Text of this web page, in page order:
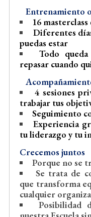
Entrenamiento
16
Diferentes
puedas estar
Todo
repasar cuando
4 sesiones
trabajar tus
Seguimiento
Experiencia
tu liderazgo y tu
Crecemos juntos
Porque no se
Se trata de
que transforma
cualquier
Posibilidad